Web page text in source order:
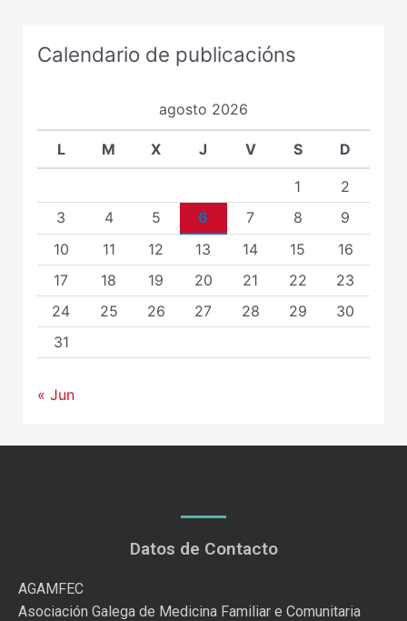
Calendario de publicacións
agosto 2026
L M X J V S D
1
2
3
4 5 6 7 8
9
10
11 12 13 14 15
16
17
18 19 20 21 22
23
24
25 26 27 28 29
30
31
« Jun
Datos de Contacto
AGAMFEC
Asociación Galega de Medicina Familiar e Comunitaria